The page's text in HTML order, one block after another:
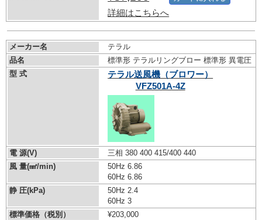
詳細はこちらへ
メーカー名
テラル
品名
標準形 テラルリングブロー 標準形 異電圧
型 式
テラル送風機（ブロワー）
VFZ501A-4Z
電 源(V)
三相 380 400 415/400 440
風 量(㎣/min)
50Hz 6.86
60Hz 6.86
静 圧(kPa)
50Hz 2.4
60Hz 3
標準価格（税別）
¥203,000